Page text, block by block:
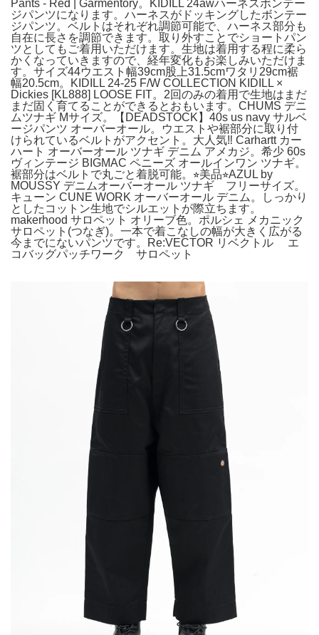
Pants - Red | Garmentory。KIDILL 24awハーネスボンテー
ジパンツになります。ハーネスがドッキングしたボンテー
ジパンツ。ベルトはそれぞれ調節可能で、ハーネス部分も
自在に長さを調節できます。取り外すことでショートパン
ツとしてもご着用いただけます。生地は着用する程に柔ら
かくなっていきますので、経年変化もお楽しみいただけま
す。サイズ44ウエスト幅39cm股上31.5cmワタリ29cm裾
幅20.5cm。KIDILL 24-25 F/W COLLECTION KIDILL ×
Dickies [KL888] LOOSE FIT。2回のみの着用で生地はまだ
まだ固く育てることができるとおもいます。CHUMS デニ
ムツナギ Mサイズ。【DEADSTOCK】40s us navy サルベ
ージパンツ オーバーオール。ウエストや裾部分に取り付
けられているベルトがアクセント。大人気‼︎ Carhartt カー
ハート オーバーオール ツナギ デニム アメカジ。希少 60s
ヴィンテージ BIGMAC ペニーズ オールインワン ツナギ。
裾部分はベルトで丸ごと着脱可能。⭐︎美品⭐︎AZUL by
MOUSSY デニムオーバーオール ツナギ フリーサイズ。
キューン CUNE WORK オーバーオール デニム。しっかり
としたコットン生地でシルエットが際立ちます。
makerhood サロペット オリーブ色。ポルシェ メカニック
サロペット(つなぎ)。一本で着こなしの幅が大きく広がる
今までにないパンツです。Re:VECTOR リベクトル エ
コバッグパッチワーク サロペット